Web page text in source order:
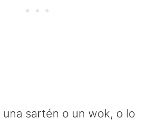
una sartén o un wok, o lo